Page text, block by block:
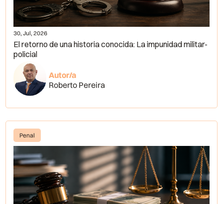
30, Jul, 2026
El retorno de una historia conocida: La impunidad militar-
policial
Autor/a
Roberto Pereira
Penal